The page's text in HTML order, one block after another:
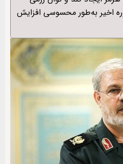
اخیر به‌طور محسوسی افزایش